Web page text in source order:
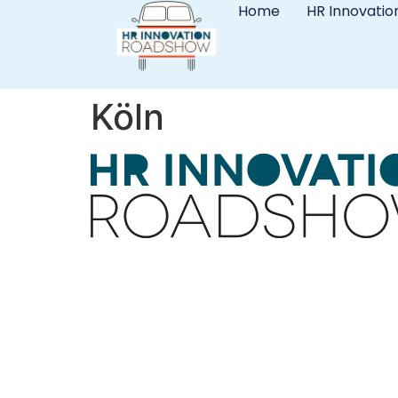
Home HR
Köln